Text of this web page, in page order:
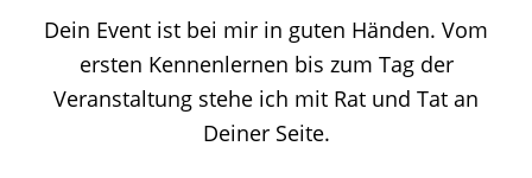
Dein Event ist bei mir in guten Händen. Vom
ersten Kennenlernen bis zum Tag der
Veranstaltung stehe ich mit Rat und Tat an
Deiner Seite.